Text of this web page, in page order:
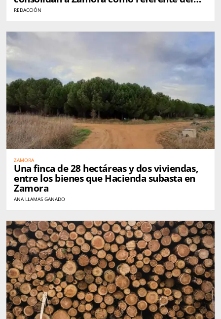
queso en España
REDACCIÓN
ZAMORA
Una finca de 28 hectáreas y dos viviendas,
entre los bienes que Hacienda subasta en
Zamora
ANA LLAMAS GANADO